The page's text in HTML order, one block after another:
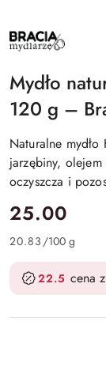
BRACIA
MYDLARZE
Mydło
120 g –
Naturalne
jarzębiny,
oczyszcza i
cena:
25.00
20.83 /100 g
22.5 cena